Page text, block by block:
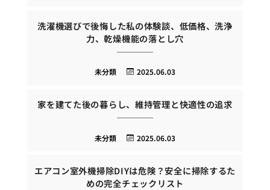
洗濯機選びで後悔した私の体験談、低価格、洗浄
力、乾燥機能の落とし穴
2025.06.03
未分類
家を建てた後の暮らし、維持管理と快適性の追求
2025.06.03
未分類
エアコン室外機掃除DIYは危険？安全に掃除するた
めの完全チェックリスト